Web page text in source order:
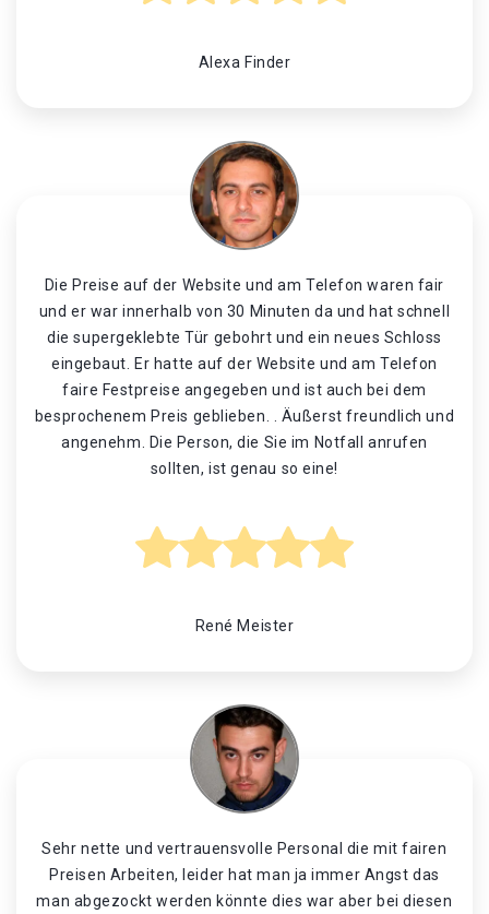
Alexa Finder
Die Preise auf der Website und am Telefon waren fair
und er war innerhalb von 30 Minuten da und hat schnell
die supergeklebte Tür gebohrt und ein neues Schloss
eingebaut. Er hatte auf der Website und am Telefon
faire Festpreise angegeben und ist auch bei dem
besprochenem Preis geblieben. . Äußerst freundlich und
angenehm. Die Person, die Sie im Notfall anrufen
sollten, ist genau so eine!
René Meister
Sehr nette und vertrauensvolle Personal die mit fairen
Preisen Arbeiten, leider hat man ja immer Angst das
man abgezockt werden könnte dies war aber bei diesen